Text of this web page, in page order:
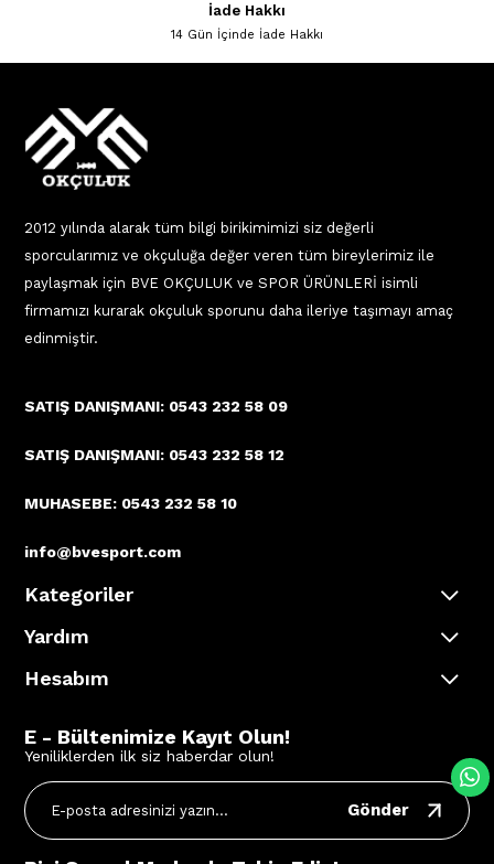
İade Hakkı
14 Gün İçinde İade Hakkı
2012 yılında alarak tüm bilgi birikimimizi siz değerli
sporcularımız ve okçuluğa değer veren tüm bireylerimiz ile
paylaşmak için BVE OKÇULUK ve SPOR ÜRÜNLERİ isimli
firmamızı kurarak okçuluk sporunu daha ileriye taşımayı amaç
edinmiştir.
SATIŞ DANIŞMANI: 0543 232 58 09
SATIŞ DANIŞMANI: 0543 232 58 12
MUHASEBE: 0543 232 58 10
info@bvesport.com
Kategoriler
Yardım
Hesabım
E - Bültenimize Kayıt Olun!
Yeniliklerden ilk siz haberdar olun!
Gönder